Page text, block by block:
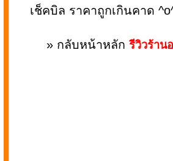
เช็คบิล ราคาถูกเกินคาด
» กลับหน้าหลัก รีวิวร้าน